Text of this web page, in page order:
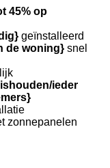
45% op
geïnstalleerd
de woning} snel
ieder
zonnepanelen